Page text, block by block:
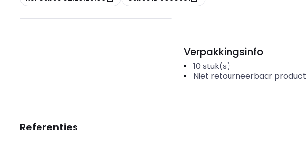
Verpakkingsinfo
10 stuk(s)
Niet retourneerbaar product
Referenties